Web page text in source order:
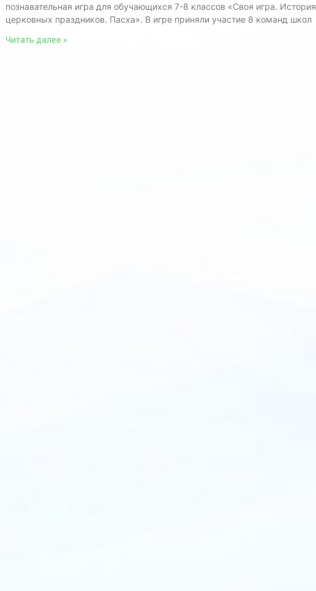
познавательная игра для обучающихся 7-8 классов «Своя игра. История
церковных праздников. Пасха». В игре приняли участие 8 команд школ
Читать далее »